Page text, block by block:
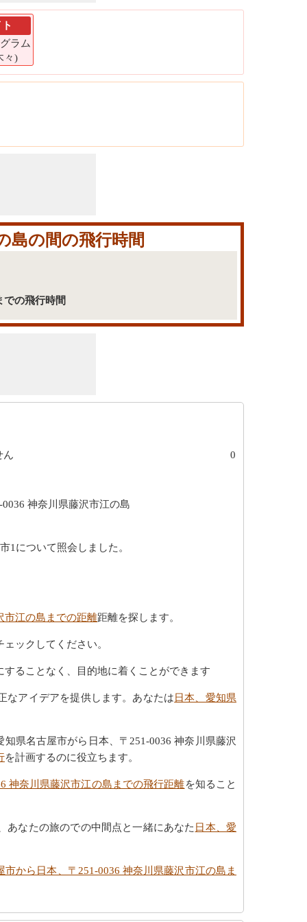
ラム
々)
島の間の飛行時間
での飛行時間
ん
0036 神奈川県藤沢市江の島
0
1について照会しました。
市江の島までの距離距離を探します。
ェックしてください。
することなく、目的地に着くことができます
なアイデアを提供します。あなたは日本、愛知県
県名古屋市がら日本、〒251-0036 神奈川県藤沢
を計画するのに役立ちます。
神奈川県藤沢市江の島までの飛行距離を知ること
あなたの旅のでの中間点と一緒にあなた 日本、愛
市から日本、〒251-0036 神奈川県藤沢市江の島ま